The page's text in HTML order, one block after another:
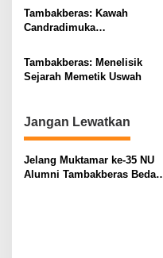
g
a
t
i
n
Tambakberas: Kawah
Candradimuka
Ulama
Tambakberas: Menelisik
Sejarah Memetik Uswah
Jangan Lewatkan
Jelang Muktamar ke-35 NU
Alumni Tambakberas Bedah